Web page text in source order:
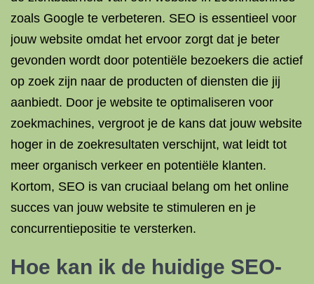
zoals Google te verbeteren. SEO is essentieel voor
jouw website omdat het ervoor zorgt dat je beter
gevonden wordt door potentiële bezoekers die actief
op zoek zijn naar de producten of diensten die jij
aanbiedt. Door je website te optimaliseren voor
zoekmachines, vergroot je de kans dat jouw website
hoger in de zoekresultaten verschijnt, wat leidt tot
meer organisch verkeer en potentiële klanten.
Kortom, SEO is van cruciaal belang om het online
succes van jouw website te stimuleren en je
concurrentiepositie te versterken.
Hoe kan ik de huidige SEO-